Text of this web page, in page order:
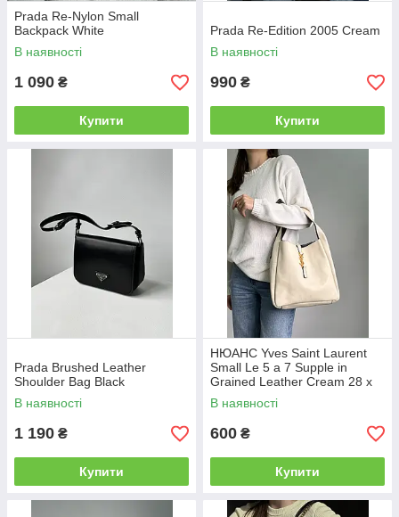
Prada Re-Nylon Small
Backpack White
В наявності
1 090 ₴
Купити
Prada Re-Edition 2005 Cream
В наявності
990 ₴
Купити
Prada Brushed Leather
Shoulder Bag Black
В наявності
1 190 ₴
Купити
НЮАНС Yves Saint Laurent
Small Le 5 a 7 Supple in
Grained Leather Cream 28 х
28 х 8 см
В наявності
600 ₴
Купити